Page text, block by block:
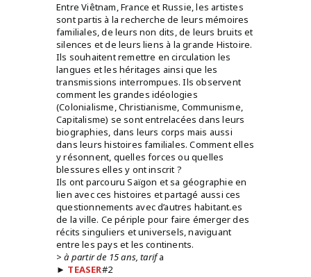
Entre Viêtnam, France et Russie, les artistes
sont partis à la recherche de leurs mémoires
familiales, de leurs non dits, de leurs bruits et
silences et de leurs liens à la grande Histoire.
Ils souhaitent remettre en circulation les
langues et les héritages ainsi que les
transmissions interrompues. Ils observent
comment les grandes idéologies
(Colonialisme, Christianisme, Communisme,
Capitalisme) se sont entrelacées dans leurs
biographies, dans leurs corps mais aussi
dans leurs histoires familiales. Comment elles
y résonnent, quelles forces ou quelles
blessures elles y ont inscrit ?
Ils ont parcouru Saïgon et sa géographie en
lien avec ces histoires et partagé aussi ces
questionnements avec d’autres habitant.es
de la ville. Ce périple pour faire émerger des
récits singuliers et universels, naviguant
entre les pays et les continents.
> à partir de 15 ans, tarifa
► TEASER#2